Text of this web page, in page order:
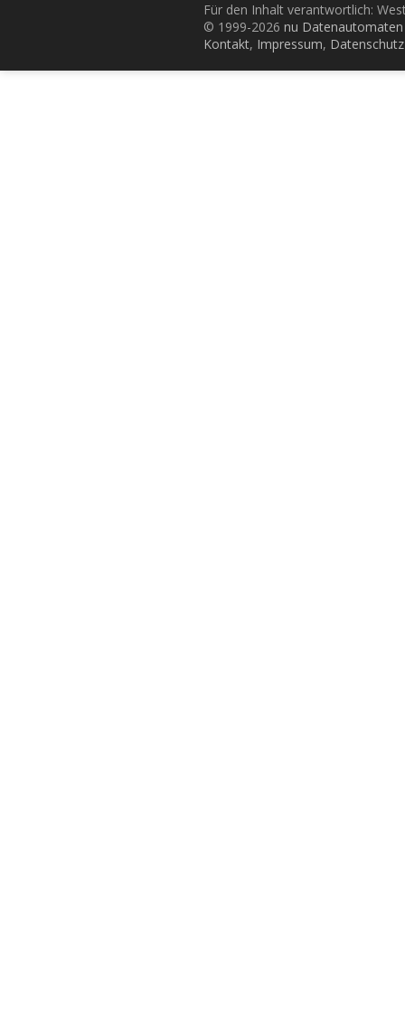
Für den Inhalt verantwortlich:
© 1999-2026 nu
Kontakt, Impressum, Datenschutz